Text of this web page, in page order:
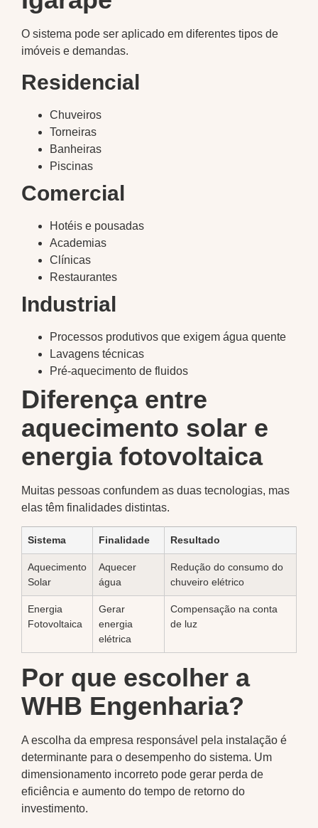
O sistema pode ser aplicado em diferentes tipos de
imóveis e demandas.
Residencial
Chuveiros
Torneiras
Banheiras
Piscinas
Comercial
Hotéis e pousadas
Academias
Clínicas
Restaurantes
Industrial
Processos produtivos que exigem água quente
Lavagens técnicas
Pré-aquecimento de fluidos
Diferença entre
aquecimento solar e
energia fotovoltaica
Muitas pessoas confundem as duas tecnologias, mas
elas têm finalidades distintas.
Sistema Finalidade Resultado
Aquecimento
Solar
Aquecer
água
Redução do consumo do
chuveiro elétrico
Energia
Fotovoltaica
Gerar
energia
elétrica
Compensação na conta
de luz
Por que escolher a
WHB Engenharia?
A escolha da empresa responsável pela instalação é
determinante para o desempenho do sistema. Um
dimensionamento incorreto pode gerar perda de
eficiência e aumento do tempo de retorno do
investimento.